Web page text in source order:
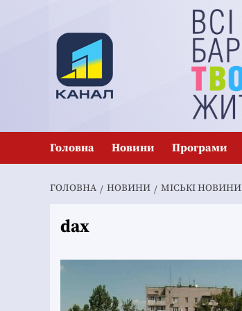
Головна Новини Програми
ГОЛОВНА НОВИНИ MІСЬКІ НОВИНИ
dax